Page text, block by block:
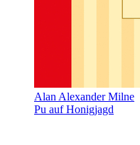
Alan Alexander Milne
Pu auf Honigjagd